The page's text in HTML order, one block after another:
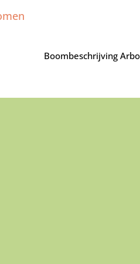
Boombeschrijving